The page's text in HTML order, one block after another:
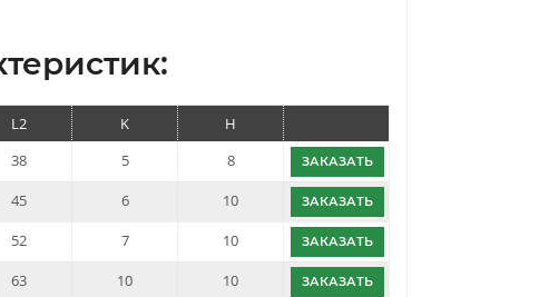
L2 K
H
38 5 8 ЗАКАЗАТЬ
45 6 10 ЗАКАЗАТЬ
52 7 10 ЗАКАЗАТЬ
63 10 10 ЗАКАЗАТЬ